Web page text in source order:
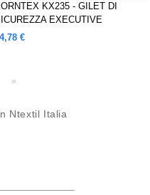
KX235 - GILET DI
EXECUTIVE
E CONFORTEVOLE
€
»
Ntextil Italia